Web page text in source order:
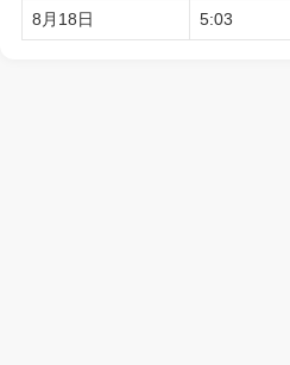
8月18日 5:03